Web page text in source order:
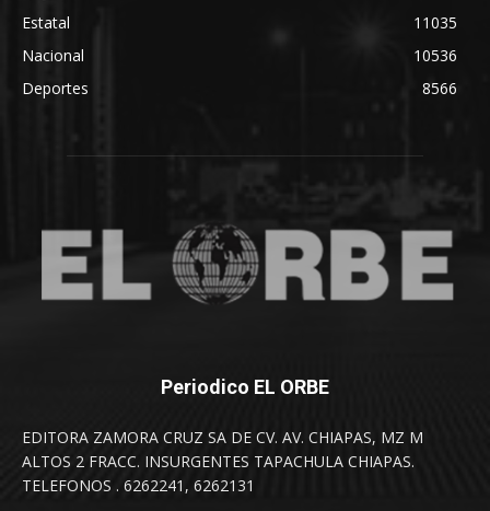
Estatal
11035
Nacional
10536
Deportes
8566
Periodico EL ORBE
EDITORA ZAMORA CRUZ SA DE CV. AV. CHIAPAS, MZ M
ALTOS 2 FRACC. INSURGENTES TAPACHULA CHIAPAS.
TELEFONOS . 6262241, 6262131